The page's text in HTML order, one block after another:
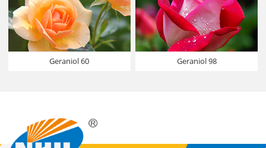
Geraniol 60 Geraniol 98